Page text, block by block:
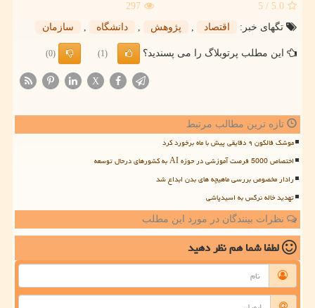
5.0
/ 5
297
تگهای خبر:
اقتصاد , پژوهش , دانشگاه , سازمان
این مطلب پرتوبلاگ را می پسندید؟ (1)
(0)
X
تازه ترین مطالب مرتبط
موشک فالکون ۹ دقایقی پیش با ماه برخورد کرد
اختصاص 5000 فرصت آموزشی در حوزه AI به کشورهای درحال توسعه
رادار مخصوص بررسی ماهیچه های بدن ابداع شد
تهدید خاله نرگس به اسیدپاشی
نظرات بینندگان در مورد این مطلب
لطفا شما همنظر دهید